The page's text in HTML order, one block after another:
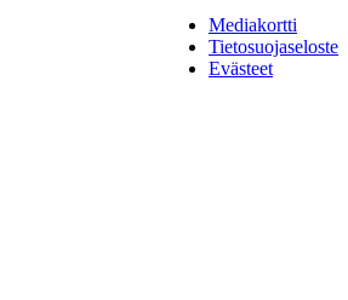
Mediakortti
Tietosuojaseloste
Evästeet